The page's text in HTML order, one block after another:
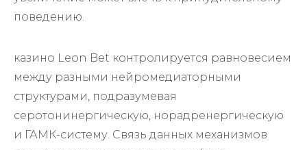
поведению.
казино Leon Bet контролируется равновесием
между разными нейромедиаторными
структурами, подразумевая
серотонинергическую, норадренергическую
и ГАМК-систему. Связь данных механизмов